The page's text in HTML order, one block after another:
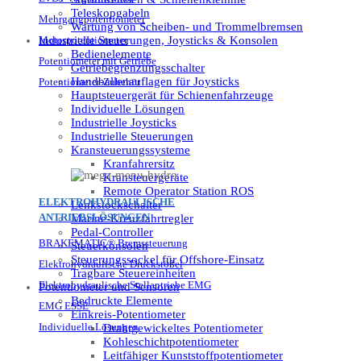
Teleskopgabeln
Wartung von Scheiben- und Trommelbremsen
Industrielle Steuerungen, Joysticks & Konsolen
Bedienelemente
Getriebegrenzungsschalter
Handballenauflagen für Joysticks
Hauptsteuergerät für Schienenfahrzeuge
Individuelle Lösungen
Industrielle Joysticks
Industrielle Steuerungen
Kransteuerungssysteme
Kranfahrersitz
Kransteuergeräte
Remote Operator Station ROS
Lenkstockschalter
Marine-Kreuzfahrtregler
Pedal-Controller
Steuerkonsolen
Steuerungssockel für Offshore-Einsatz
Tragbare Steuereinheiten
Potentiometer und Sensoren
Bedruckte Elemente
Einkreis-Potentiometer
Drahtgewickeltes Potentiometer
Kohleschichtpotentiometer
Leitfähiger Kunststoffpotentiometer
Mehrgangpotentiometer
Motorpotentiometer
Potentiometer mit Getriebe
Potentiometer-Zubehör
ELEKTROHYDRAULISCHE
ANTRIEBSLÖSUNGEN
BRAKEMATIC® Bremssteuerung
Elektrohydraulische Druckstößel
Elektrohydraulische Stellantriebe EMG
EMG ESSE
Individuelle Lösungen